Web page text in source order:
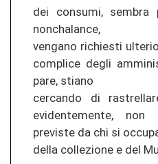
dei consumi, sembra
nonchalance,
vengano richiesti
complice degli
pare, stiano
cercando di
evidentemente,
previste da chi si
della collezione e del